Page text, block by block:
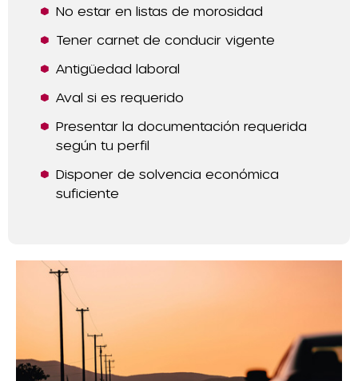
No estar en listas de morosidad
Tener carnet de conducir vigente
Antigüedad laboral
Aval si es requerido
Presentar la documentación requerida
según tu perfil
Disponer de solvencia económica
suficiente